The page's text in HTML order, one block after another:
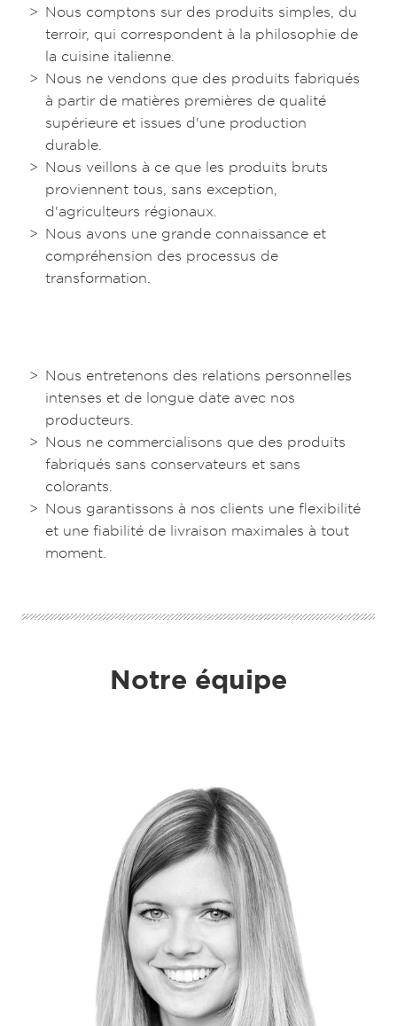
Nous comptons sur des produits simples, du
terroir, qui correspondent à la philosophie de
la cuisine italienne.
Nous ne vendons que des produits fabriqués
à partir de matières premières de qualité
supérieure et issues d'une production
durable.
Nous veillons à ce que les produits bruts
proviennent tous, sans exception,
d'agriculteurs régionaux.
Nous avons une grande connaissance et
compréhension des processus de
transformation.
Nous entretenons des relations personnelles
intenses et de longue date avec nos
producteurs.
Nous ne commercialisons que des produits
fabriqués sans conservateurs et sans
colorants.
Nous garantissons à nos clients une flexibilité
et une fiabilité de livraison maximales à tout
moment.
Notre équipe